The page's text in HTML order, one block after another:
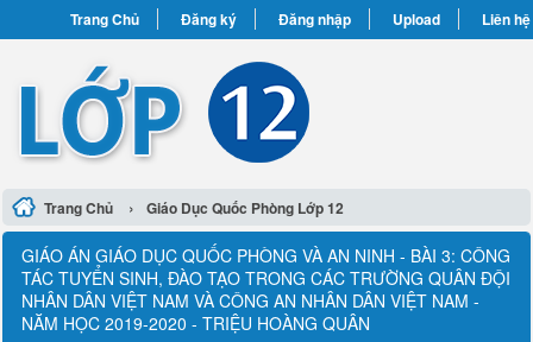
Trang Chủ Đăng ký Đăng nhập Upload Liên hệ
Trang Chủ › Giáo Dục Quốc Phòng Lớp 12
GIÁO ÁN GIÁO DỤC QUỐC PHÒNG VÀ AN NINH - BÀI 3: CÔNG
TÁC TUYỂN SINH, ĐÀO TẠO TRONG CÁC TRƯỜNG QUÂN ĐỘI
NHÂN DÂN VIỆT NAM VÀ CÔNG AN NHÂN DÂN VIỆT NAM -
NĂM HỌC 2019-2020 - TRIỆU HOÀNG QUÂN